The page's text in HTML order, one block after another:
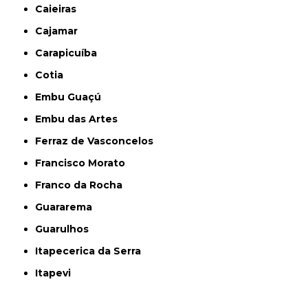
Caieiras
Cajamar
Carapicuíba
Cotia
Embu Guaçú
Embu das Artes
Ferraz de Vasconcelos
Francisco Morato
Franco da Rocha
Guararema
Guarulhos
Itapecerica da Serra
Itapevi